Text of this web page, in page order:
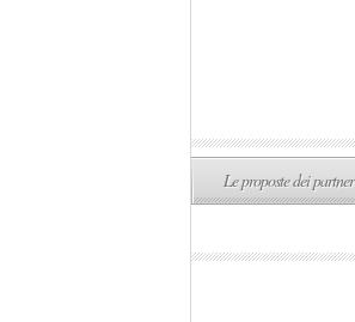
Le proposte dei partner